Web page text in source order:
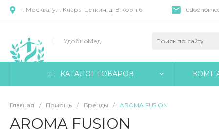
г. Москва, ул. Клары Цеткин, д.18 корп.6
УдобноМед
КАТАЛОГ ТОВАРОВ
Главная / Помощь / Бренды / AROMA FUSION
AROMA FUSION